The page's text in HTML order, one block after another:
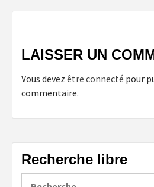
LAISSER UN
Vous devez être connecté pour
commentaire.
Recherche libre